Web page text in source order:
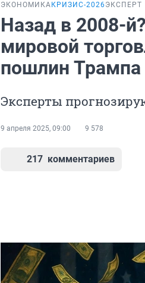
ЭКОНОМИКА КРИЗИС-2026ЭКСПЕРТ
Назад в 2008-
мировой
пошлин Трампа
Эксперты
9 апреля 2025, 09:00 9 578
217 комментариев